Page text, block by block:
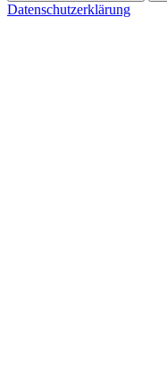
Datenschutzerklärung